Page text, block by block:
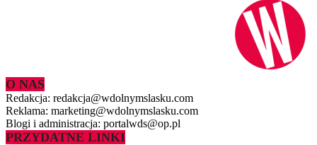
O NAS
Redakcja: redakcja@wdolnymslasku.com
Reklama: marketing@wdolnymslasku.com
Blogi i administracja: portalwds@op.pl
PRZYDATNE LINKI